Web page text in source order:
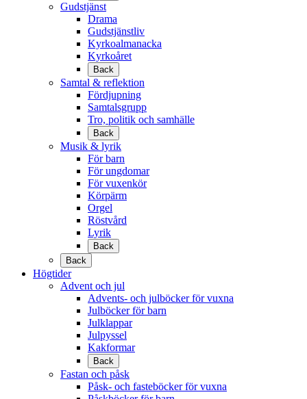
Gudstjänst
Drama
Gudstjänstliv
Kyrkoalmanacka
Kyrkoåret
Back
Samtal & reflektion
Fördjupning
Samtalsgrupp
Tro, politik och samhälle
Back
Musik & lyrik
För barn
För ungdomar
För vuxenkör
Körpärm
Orgel
Röstvård
Lyrik
Back
Back
Högtider
Advent och jul
Advents- och julböcker för vuxna
Julböcker för barn
Julklappar
Julpyssel
Kakformar
Back
Fastan och påsk
Påsk- och fasteböcker för vuxna